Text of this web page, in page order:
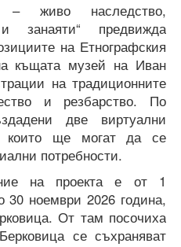
– живо наследство,
занаяти“ предвижда
на Етнографския
къщата музей на Иван
на традиционните
и резбарство. По
две виртуални
които ще могат да се
потребности.
на проекта е от 1
30 ноември 2026 година,
От там посочиха
се съхраняват